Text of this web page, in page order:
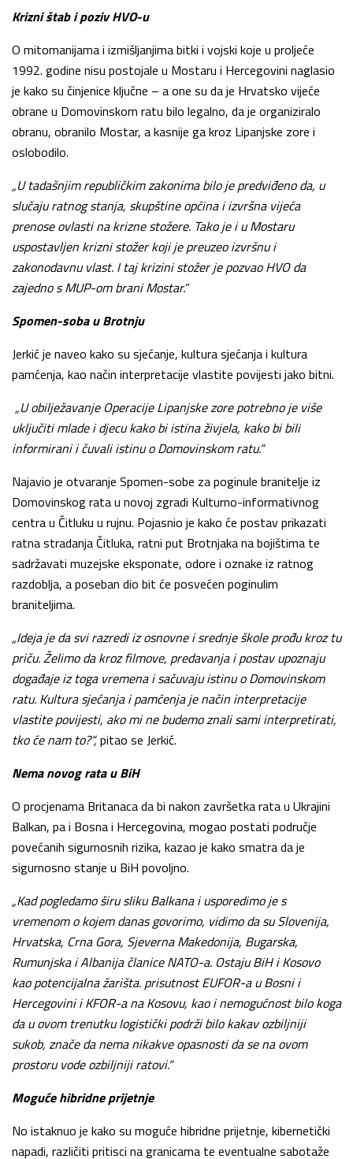
Krizni štab i poziv HVO-u
O mitomanijama i izmišljanjima bitki i vojski koje u proljeće
1992. godine nisu postojale u Mostaru i Hercegovini naglasio
je kako su činjenice ključne – a one su da je Hrvatsko vijeće
obrane u Domovinskom ratu bilo legalno, da je organiziralo
obranu, obranilo Mostar, a kasnije ga kroz Lipanjske zore i
oslobodilo.
„U tadašnjim republičkim zakonima bilo je predviđeno da, u
slučaju ratnog stanja, skupštine općina i izvršna vijeća
prenose ovlasti na krizne stožere. Tako je i u Mostaru
uspostavljen krizni stožer koji je preuzeo izvršnu i
zakonodavnu vlast. I taj krizini stožer je pozvao HVO da
zajedno s MUP-om brani Mostar.”
Spomen-soba u Brotnju
Jerkić je naveo kako su sjećanje, kultura sjećanja i kultura
pamćenja, kao način interpretacije vlastite povijesti jako bitni.
„U obilježavanje Operacije Lipanjske zore potrebno je više
uključiti mlade i djecu kako bi istina živjela, kako bi bili
informirani i čuvali istinu o Domovinskom ratu.“
Najavio je otvaranje Spomen-sobe za poginule branitelje iz
Domovinskog rata u novoj zgradi Kulturno-informativnog
centra u Čitluku u rujnu. Pojasnio je kako će postav prikazati
ratna stradanja Čitluka, ratni put Brotnjaka na bojištima te
sadržavati muzejske eksponate, odore i oznake iz ratnog
razdoblja, a poseban dio bit će posvećen poginulim
braniteljima.
„Ideja je da svi razredi iz osnovne i srednje škole prođu kroz tu
priču. Želimo da kroz filmove, predavanja i postav upoznaju
događaje iz toga vremena i sačuvaju istinu o Domovinskom
ratu. Kultura sjećanja i pamćenja je način interpretacije
vlastite povijesti, ako mi ne budemo znali sami interpretirati,
tko će nam to?“,pitao se Jerkić.
Nema novog rata u BiH
O procjenama Britanaca da bi nakon završetka rata u Ukrajini
Balkan, pa i Bosna i Hercegovina, mogao postati područje
povećanih sigurnosnih rizika, kazao je kako smatra da je
sigurnosno stanje u BiH povoljno.
„Kad pogledamo širu sliku Balkana i usporedimo je s
vremenom o kojem danas govorimo, vidimo da su Slovenija,
Hrvatska, Crna Gora, Sjeverna Makedonija, Bugarska,
Rumunjska i Albanija članice NATO-a. Ostaju BiH i Kosovo
kao potencijalna žarišta. prisutnost EUFOR-a u Bosni i
Hercegovini i KFOR-a na Kosovu, kao i nemogućnost bilo koga
da u ovom trenutku logistički podrži bilo kakav ozbiljniji
sukob, znače da nema nikakve opasnosti da se na ovom
prostoru vode ozbiljniji ratovi.“
Moguće hibridne prijetnje
No istaknuo je kako su moguće hibridne prijetnje, kibernetički
napadi, različiti pritisci na granicama te eventualne sabotaže